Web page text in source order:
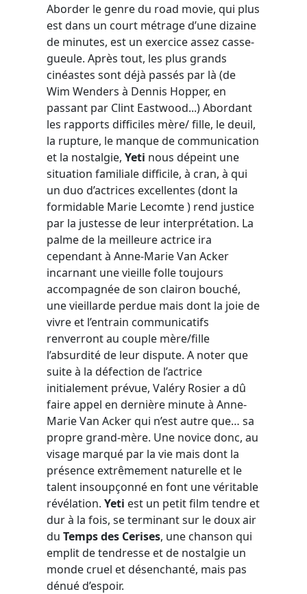
Aborder le genre du road movie, qui plus
est dans un court métrage d’une dizaine
de minutes, est un exercice assez casse-
gueule. Après tout, les plus grands
cinéastes sont déjà passés par là (de
Wim Wenders à Dennis Hopper, en
passant par Clint Eastwood...) Abordant
les rapports difficiles mère/ fille, le deuil,
la rupture, le manque de communication
et la nostalgie, Yeti nous dépeint une
situation familiale difficile, à cran, à qui
un duo d’actrices excellentes (dont la
formidable Marie Lecomte ) rend justice
par la justesse de leur interprétation. La
palme de la meilleure actrice ira
cependant à Anne-Marie Van Acker
incarnant une vieille folle toujours
accompagnée de son clairon bouché,
une vieillarde perdue mais dont la joie de
vivre et l’entrain communicatifs
renverront au couple mère/fille
l’absurdité de leur dispute. A noter que
suite à la défection de l’actrice
initialement prévue, Valéry Rosier a dû
faire appel en dernière minute à Anne-
Marie Van Acker qui n’est autre que… sa
propre grand-mère. Une novice donc, au
visage marqué par la vie mais dont la
présence extrêmement naturelle et le
talent insoupçonné en font une véritable
révélation. Yeti est un petit film tendre et
dur à la fois, se terminant sur le doux air
du Temps des Cerises, une chanson qui
emplit de tendresse et de nostalgie un
monde cruel et désenchanté, mais pas
dénué d’espoir.